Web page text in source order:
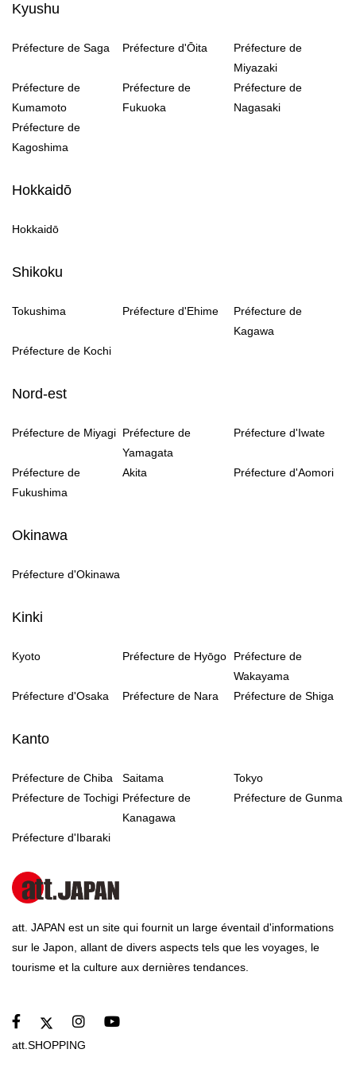
Kyushu
Préfecture de Saga Préfecture d'Ōita
Préfecture de
Miyazaki
Préfecture de
Kumamoto
Préfecture de
Fukuoka
Préfecture de
Nagasaki
Préfecture de
Kagoshima
Hokkaidō
Hokkaidō
Shikoku
Tokushima Préfecture d'Ehime
Préfecture de
Kagawa
Préfecture de Kochi
Nord-est
Préfecture de Miyagi Préfecture de
Yamagata
Préfecture d'Iwate
Préfecture de
Fukushima
Akita Préfecture d'Aomori
Okinawa
Préfecture d'Okinawa
Kinki
Kyoto Préfecture de Hyōgo
Préfecture de
Wakayama
Préfecture d'Osaka
Préfecture de Nara Préfecture de Shiga
Kanto
Préfecture de Chiba Saitama
Tokyo
Préfecture de Tochigi Préfecture de
Kanagawa
Préfecture de Gunma
Préfecture d'Ibaraki
att. JAPAN est un site qui fournit un large éventail d'informations
sur le Japon, allant de divers aspects tels que les voyages, le
tourisme et la culture aux dernières tendances.
att.SHOPPING